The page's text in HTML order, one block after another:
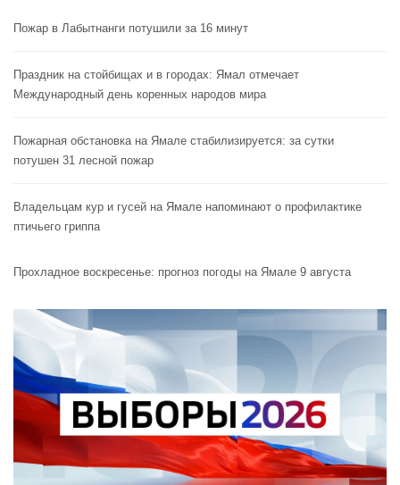
Пожар в Лабытнанги потушили за 16 минут
Праздник на стойбищах и в городах: Ямал отмечает
Международный день коренных народов мира
Пожарная обстановка на Ямале стабилизируется: за сутки
потушен 31 лесной пожар
Владельцам кур и гусей на Ямале напоминают o профилактике
птичьего гриппа
Прохладное воскресенье: прогноз погоды на Ямале 9 августа